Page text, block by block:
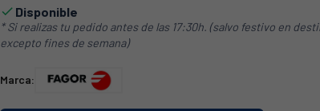
 Disponible
* Si realizas tu pedido antes de las 17:30h. (salvo festivo en
excepto fines de semana)
Marca: